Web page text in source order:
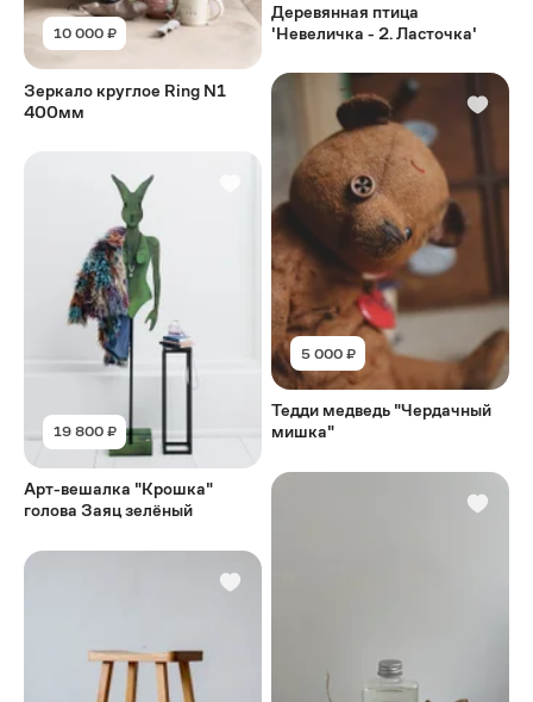
10 000 ₽
Зеркало круглое Ring N1
400мм
19 800 ₽
Арт-вешалка "Крошка"
голова Заяц зелёный
Деревянная птица
'Невеличка - 2. Ласточка'
5 000 ₽
Тедди медведь "Чердачный
мишка"